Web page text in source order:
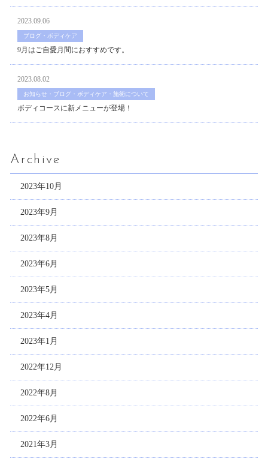
2023.09.06
ブログ・ボディケア
9月はご自愛月間におすすめです。
2023.08.02
お知らせ・ブログ・ボディケア・施術について
ボディコースに新メニューが登場！
Archive
2023年10月
2023年9月
2023年8月
2023年6月
2023年5月
2023年4月
2023年1月
2022年12月
2022年8月
2022年6月
2021年3月